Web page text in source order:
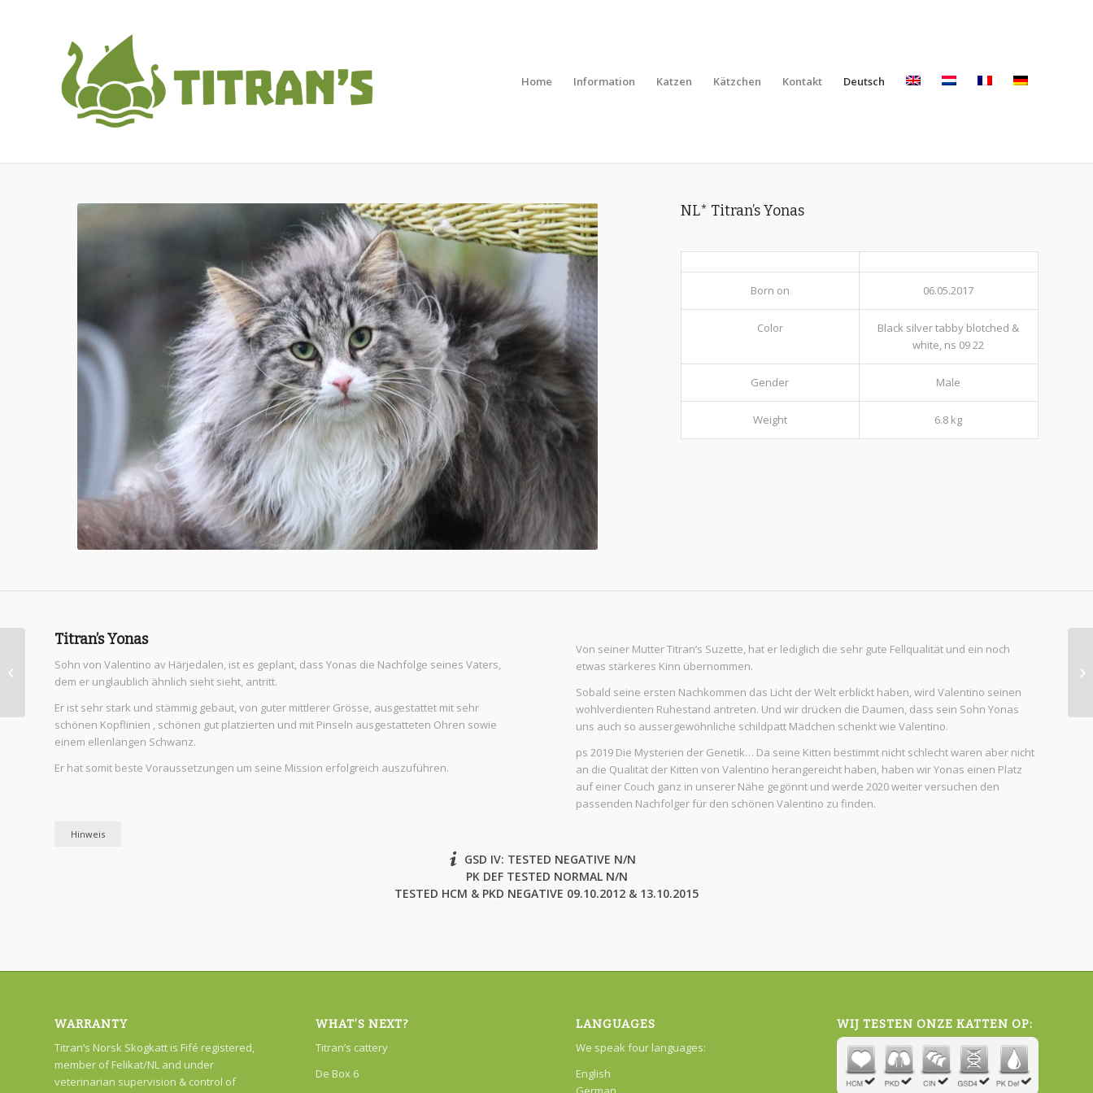
Home Information Katzen Kätzchen Kontakt Deutsch
NL* Titran’s Yonas
Born on 06.05.2017
Color
Black silver tabby blotched &
white, ns 09 22
Gender Male
Weight 6.8 kg
Titran’s Yonas
Sohn von Valentino av Härjedalen, ist es geplant, dass Yonas die Nachfolge seines Vaters,
dem er unglaublich ähnlich sieht sieht, antritt.
Er ist sehr stark und stämmig gebaut, von guter mittlerer Grösse, ausgestattet mit sehr
schönen Kopflinien , schönen gut platzierten und mit Pinseln ausgestatteten Ohren sowie
einem ellenlangen Schwanz.
Er hat somit beste Voraussetzungen um seine Mission erfolgreich auszuführen.
Von seiner Mutter Titran’s Suzette, hat er lediglich die sehr gute Fellqualität und ein noch
etwas stärkeres Kinn übernommen.
Sobald seine ersten Nachkommen das Licht der Welt erblickt haben, wird Valentino seinen
wohlverdienten Ruhestand antreten. Und wir drücken die Daumen, dass sein Sohn Yonas
uns auch so aussergewöhnliche schildpatt Mädchen schenkt wie Valentino.
ps 2019 Die Mysterien der Genetik… Da seine Kitten bestimmt nicht schlecht waren aber nicht
an die Qualität der Kitten von Valentino herangereicht haben, haben wir Yonas einen Platz
auf einer Couch ganz in unserer Nähe gegönnt und werde 2020 weiter versuchen den
passenden Nachfolger für den schönen Valentino zu finden.
Hinweis
GSD IV: TESTED NEGATIVE N/N
PK DEF TESTED NORMAL N/N
TESTED HCM & PKD NEGATIVE 09.10.2012 & 13.10.2015
WARRANTY
Titran’s Norsk Skogkatt is Fifé registered,
member of Felikat/NL and under
veterinarian supervision & control of
WHAT’S NEXT?
Titran’s cattery
De Box 6
LANGUAGES
We speak four languages:
English
WIJ TESTEN ONZE KATTEN OP:
F* Gabo é Nine des
FriggOdin